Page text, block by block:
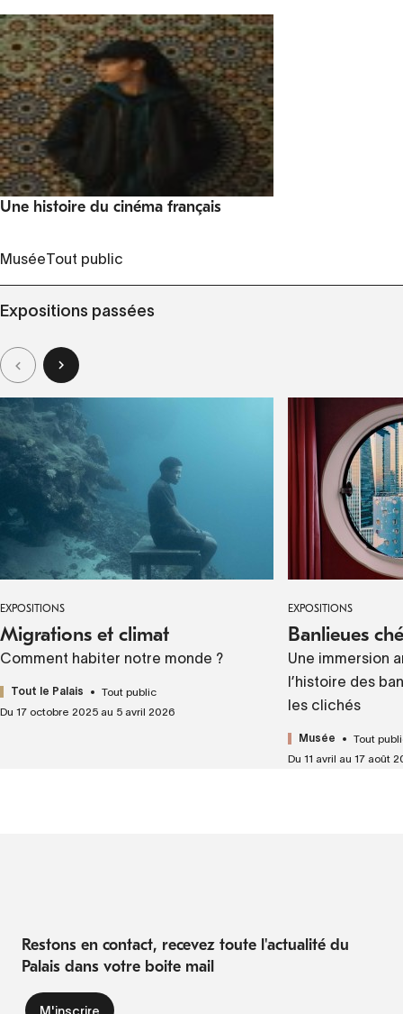
Une histoire du cinéma français
MuséeTout public
Expositions passées
EXPOSITIONS
Migrations et climat
Comment habiter notre monde ?
Tout le Palais
Tout public
Du 17 octobre 2025 au 5 avril 2026
EXPOSITIONS
Banlieues
Une immersion
l’histoire des
les clichés
Musée
Tout
Du 11 avril au 17 août
Restons en contact, recevez toute l'actualité du
Palais dans votre boite mail